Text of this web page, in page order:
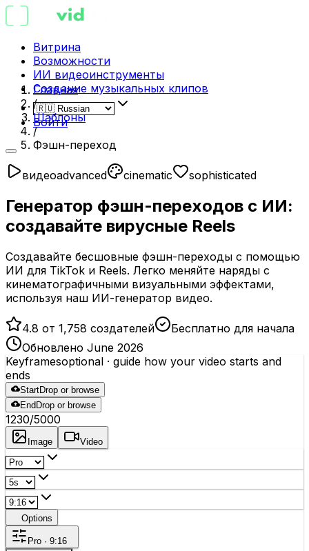
Витрина
Возможности
ИИ видеоинструменты
Создание музыкальных клипов
Войти
Главная
/
Шаблоны
/
Фэшн-переход
видеоadvanced cinematic sophisticated
Генератор фэшн-переходов с ИИ:
создавайте вирусные Reels
Создавайте бесшовные фэшн-переходы с помощью
ИИ для TikTok и Reels. Легко меняйте наряды с
кинематографичными визуальными эффектами,
используя наш ИИ-генератор видео.
4.8 от 1,758 создателей
Бесплатно для начала
Обновлено June 2026
Keyframesoptional · guide how your video starts and
ends
StartDrop or browse
End Drop or browse
1230/5000
Image Video
Options
Pro · 9:16